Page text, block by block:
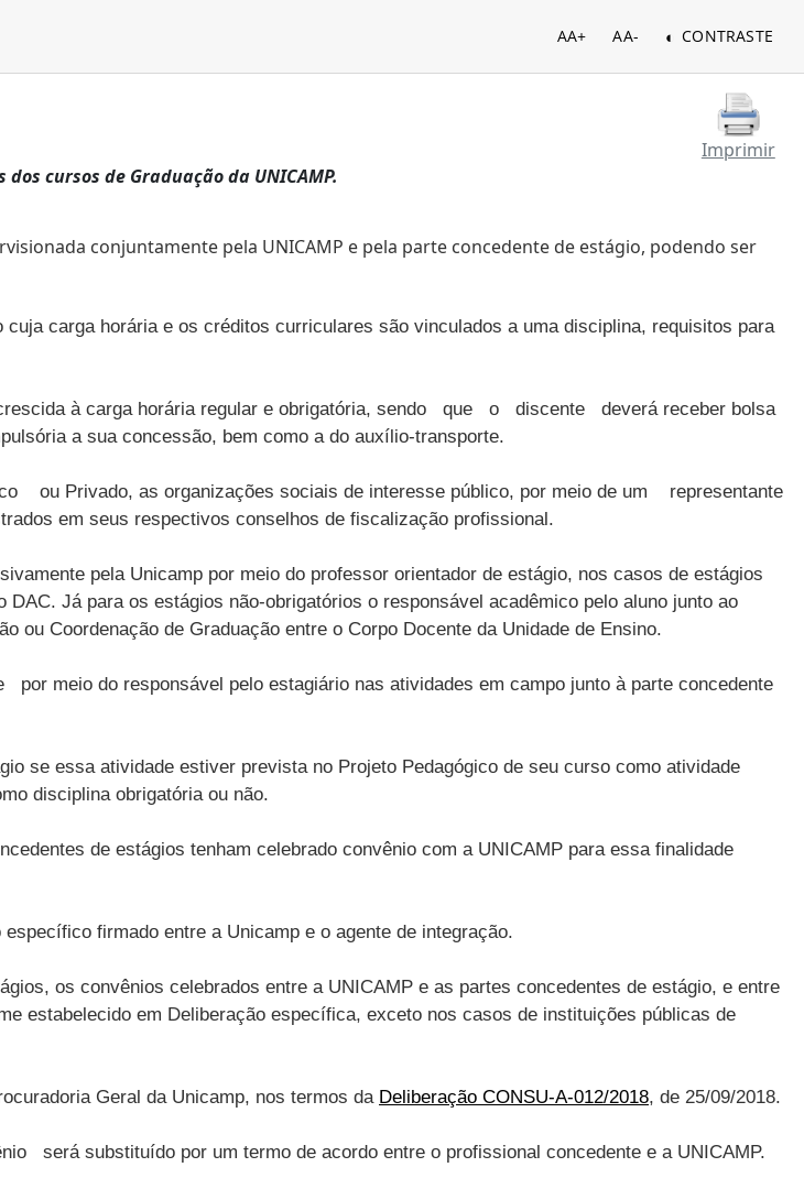
AA+ AA- CONTRASTE
Imprimir
cursos de Graduação da UNICAMP.
conjuntamente pela UNICAMP e pela parte concedente de estágio, podendo ser
carga horária e os créditos curriculares são vinculados a uma disciplina, requisitos para
à carga horária regular e obrigatória, sendo que o discente deverá receber bolsa
a sua concessão, bem como a do auxílio-transporte.
ou Privado, as organizações sociais de interesse público, por meio de um representante
em seus respectivos conselhos de fiscalização profissional.
pela Unicamp por meio do professor orientador de estágio, nos casos de estágios
Já para os estágios não-obrigatórios o responsável acadêmico pelo aluno junto ao
ou Coordenação de Graduação entre o Corpo Docente da Unidade de Ensino.
meio do responsável pelo estagiário nas atividades em campo junto à parte concedente
se essa atividade estiver prevista no Projeto Pedagógico de seu curso como atividade
disciplina obrigatória ou não.
de estágios tenham celebrado convênio com a UNICAMP para essa finalidade
firmado entre a Unicamp e o agente de integração.
os convênios celebrados entre a UNICAMP e as partes concedentes de estágio, e entre
estabelecido em Deliberação específica, exceto nos casos de instituições públicas de
Geral da Unicamp, nos termos da Deliberação CONSU-A-012/2018, de 25/09/2018.
será substituído por um termo de acordo entre o profissional concedente e a UNICAMP.